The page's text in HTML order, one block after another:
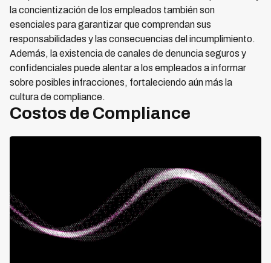
la concientización de los empleados también son
esenciales para garantizar que comprendan sus
responsabilidades y las consecuencias del incumplimiento.
Además, la existencia de canales de denuncia seguros y
confidenciales puede alentar a los empleados a informar
sobre posibles infracciones, fortaleciendo aún más la
cultura de compliance.
Costos de Compliance